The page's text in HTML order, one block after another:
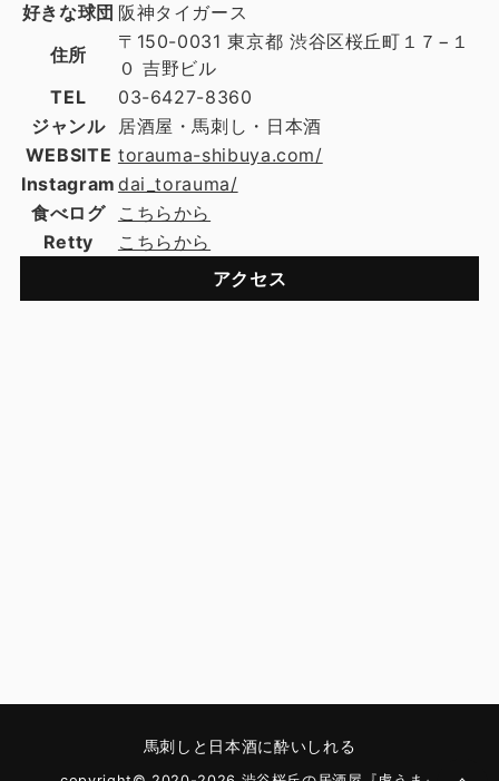
好きな球団 阪神タイガース
住所
〒150-0031 東京都 渋谷区桜丘町１７−１
０ 吉野ビル
TEL
03-6427-8360
ジャンル
居酒屋・馬刺し・日本酒
WEBSITE torauma-shibuya.com/
Instagram dai_torauma/
食べログ
こちらから
Retty
こちらから
アクセス
馬刺しと日本酒に酔いしれる